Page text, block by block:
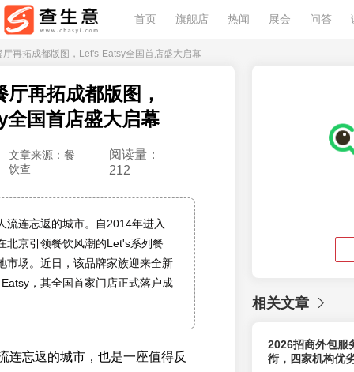
首页 旗舰店 热闻 展会 问答
再拓成都版图，Let's Eatsy全国首店盛大启幕
再拓成都版图，
国首店盛大启幕
文章来源：餐
饮查
阅读量：
212
流连忘返的城市。自2014年进入
北京引领餐饮风潮的Let's系列餐
市场。近日，该品牌家族迎来全新
，其全国首家门店正式落户成
连忘返的城市，也是一座值得反
相关文章
2026招商外包服
衔，四家机构优